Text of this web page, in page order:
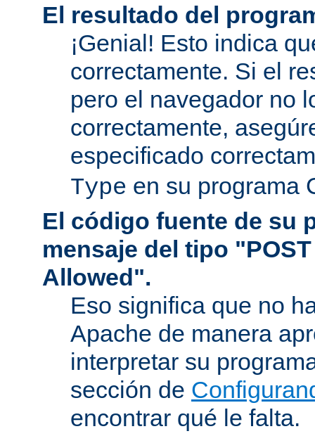
El resultado del
¡Genial! Esto indica
correctamente. Si el
pero el navegador no
correctamente,
especificado
Type en su programa
El código fuente de su
mensaje del tipo
Allowed".
Eso significa que no
Apache de manera
interpretar su
sección de
encontrar qué le falta.